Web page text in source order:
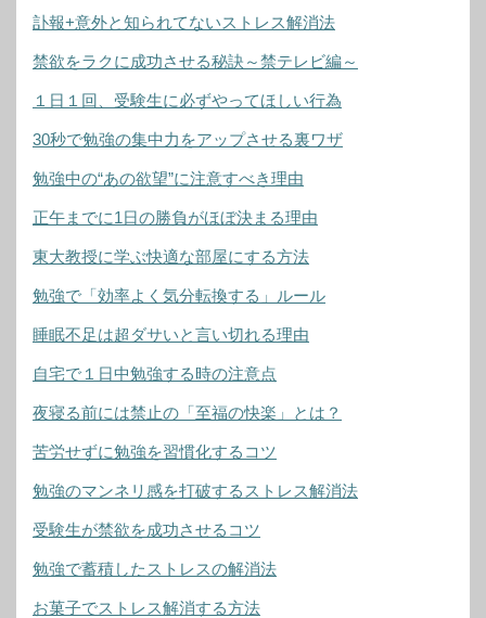
訃報+意外と知られてないストレス解消法
禁欲をラクに成功させる秘訣～禁テレビ編～
１日１回、受験生に必ずやってほしい行為
30秒で勉強の集中力をアップさせる裏ワザ
勉強中の“あの欲望”に注意すべき理由
正午までに1日の勝負がほぼ決まる理由
東大教授に学ぶ快適な部屋にする方法
勉強で「効率よく気分転換する」ルール
睡眠不足は超ダサいと言い切れる理由
自宅で１日中勉強する時の注意点
夜寝る前には禁止の「至福の快楽」とは？
苦労せずに勉強を習慣化するコツ
勉強のマンネリ感を打破するストレス解消法
受験生が禁欲を成功させるコツ
勉強で蓄積したストレスの解消法
お菓子でストレス解消する方法